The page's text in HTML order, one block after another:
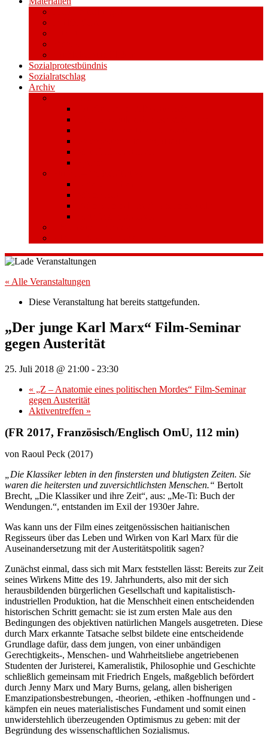
Sozialprotestbündnis
Sozialratschlag
Archiv
« Alle Veranstaltungen
Diese Veranstaltung hat bereits stattgefunden.
„Der junge Karl Marx“ Film-Seminar
gegen Austerität
25. Juli 2018 @ 21:00 - 23:30
« „Z – Anatomie eines politischen Mordes“ Film-Seminar
gegen Austerität
Aktiventreffen »
(FR 2017, Französisch/Englisch OmU, 112 min)
von Raoul Peck (2017)
„Die Klassiker lebten in den finstersten und blutigsten Zeiten. Sie
waren die heitersten und zuversichtlichsten Menschen.“ Bertolt
Brecht, „Die Klassiker und ihre Zeit“, aus: „Me-Ti: Buch der
Wendungen.“, entstanden im Exil der 1930er Jahre.
Was kann uns der Film eines zeitgenössischen haitianischen
Regisseurs über das Leben und Wirken von Karl Marx für die
Auseinandersetzung mit der Austeritätspolitik sagen?
Zunächst einmal, dass sich mit Marx feststellen lässt: Bereits zur Zeit
seines Wirkens Mitte des 19. Jahrhunderts, also mit der sich
herausbildenden bürgerlichen Gesellschaft und kapitalistisch-
industriellen Produktion, hat die Menschheit einen entscheidenden
historischen Schritt gemacht: sie ist zum ersten Male aus den
Bedingungen des objektiven natürlichen Mangels ausgetreten. Diese
durch Marx erkannte Tatsache selbst bildete eine entscheidende
Grundlage dafür, dass dem jungen, von einer unbändigen
Gerechtigkeits-, Menschen- und Wahrheitsliebe angetriebenen
Studenten der Juristerei, Kameralistik, Philosophie und Geschichte
schließlich gemeinsam mit Friedrich Engels, maßgeblich befördert
durch Jenny Marx und Mary Burns, gelang, allen bisherigen
Emanzipationsbestrebungen, -theorien, -ethiken -hoffnungen und -
kämpfen ein neues materialistisches Fundament und somit einen
unwiderstehlich überzeugenden Optimismus zu geben: mit der
Begründung des wissenschaftlichen Sozialismus.